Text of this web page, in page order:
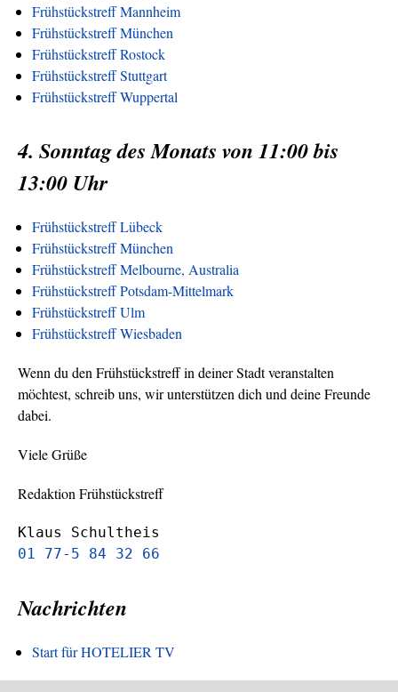
Frühstückstreff Mannheim
Frühstückstreff München
Frühstückstreff Rostock
Frühstückstreff Stuttgart
Frühstückstreff Wuppertal
4. Sonntag des Monats von 11:00 bis
13:00 Uhr
Frühstückstreff Lübeck
Frühstückstreff München
Frühstückstreff Melbourne, Australia
Frühstückstreff Potsdam-Mittelmark
Frühstückstreff Ulm
Frühstückstreff Wiesbaden
Wenn du den Frühstückstreff in deiner Stadt veranstalten
möchtest, schreib uns, wir unterstützen dich und deine Freunde
dabei.
Viele Grüße
Redaktion Frühstückstreff
Klaus Schultheis
01 77-5 84 32 66
Nachrichten
Start für HOTELIER TV